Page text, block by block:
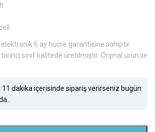
elektronik 6 ay hücre garantisine sahiptir.
birinci sınıf kalitede üretilmiştir. Orijinal ürün ile
11 dakika içerisinde sipariş verirseniz bugün